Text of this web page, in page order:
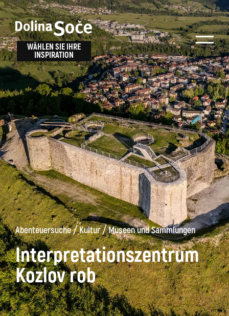
WÄHLEN SIE IHRE
INSPIRATION
Abenteuersuche/Kultur/Museen und Sammlungen
Interpretationszentrum
Kozlov rob
Inspiration
finden
Finden Sie Aktivitäten, Attraktionen und
Unterhaltungsmöglichkeiten im Soča-Tal
oder wählen Sie aus unseren Reisetipps.
Suche...
Kanin Wanderwege
Museum
von
Kobarid
Wählen Sie ein
Erlebnis
TOLMINER KLAMMEN JAVORCA
RIVER PASS JULIANA TRAIL
ALPE ADRIA TRAIL